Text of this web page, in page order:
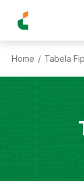
Home / Tabela